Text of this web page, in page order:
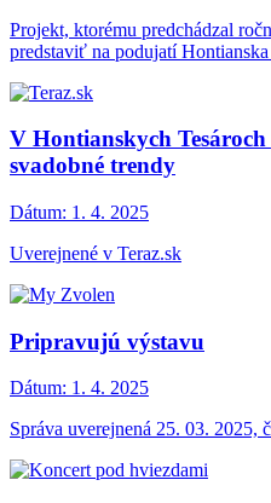
Projekt, ktorému predchádzal
predstaviť na podujatí
V Hontianskych
svadobné trendy
Dátum: 1. 4. 2025
Uverejnené v Teraz.sk
Pripravujú výstavu
Dátum: 1. 4. 2025
Správa uverejnená 25. 03. 2025,